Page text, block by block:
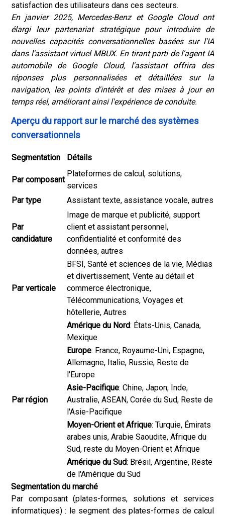
satisfaction des utilisateurs dans ces secteurs.
En janvier 2025, Mercedes-Benz et Google Cloud ont
élargi leur partenariat stratégique pour introduire de
nouvelles capacités conversationnelles basées sur l'IA
dans l'assistant virtuel MBUX. En tirant parti de l'agent IA
automobile de Google Cloud, l'assistant offrira des
réponses plus personnalisées et détaillées sur la
navigation, les points d'intérêt et des mises à jour en
temps réel, améliorant ainsi l'expérience de conduite.
Aperçu du rapport sur le marché des systèmes
conversationnels
Segmentation Détails
Par composant
Plateformes de calcul, solutions,
services
Par type
Assistant texte, assistance vocale, autres
Par
candidature
Image de marque et publicité, support
client et assistant personnel,
confidentialité et conformité des
données, autres
Par verticale
BFSI, Santé et sciences de la vie, Médias
et divertissement, Vente au détail et
commerce électronique,
Télécommunications, Voyages et
hôtellerie, Autres
Par région
Amérique du Nord: États-Unis, Canada,
Mexique
Europe: France, Royaume-Uni, Espagne,
Allemagne, Italie, Russie, Reste de
l'Europe
Asie-Pacifique: Chine, Japon, Inde,
Australie, ASEAN, Corée du Sud, Reste de
l'Asie-Pacifique
Moyen-Orient et Afrique: Turquie, Émirats
arabes unis, Arabie Saoudite, Afrique du
Sud, reste du Moyen-Orient et Afrique
Amérique du Sud: Brésil, Argentine, Reste
de l'Amérique du Sud
Segmentation du marché
Par composant (plates-formes, solutions et services
informatiques) : le segment des plates-formes de calcul